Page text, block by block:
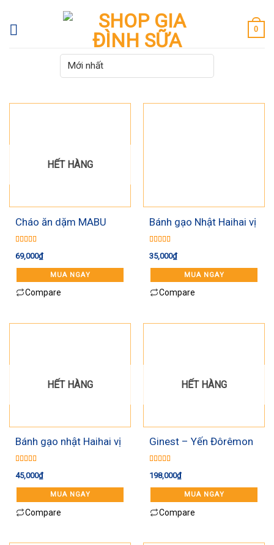
content
0
HẾT HÀNG
Cháo ăn dặm MABU
nguyên hạt 400g
Được xếp
hạng5.00
69,000₫
MUA NGAY
Compare
Bánh gạo Nhật Haihai vị
rau củ (7m+)
Được xếp
hạng5.00
35,000₫
MUA NGAY
Compare
HẾT HÀNG
Bánh gạo nhật Haihai vị
cá mòi
Được xếp
hạng5.00
45,000₫
MUA NGAY
Compare
HẾT HÀNG
Ginest – Yến Đôrêmon
Grow kid 70ml*6
hạng5.005
198,000₫
MUA NGAY
Compare